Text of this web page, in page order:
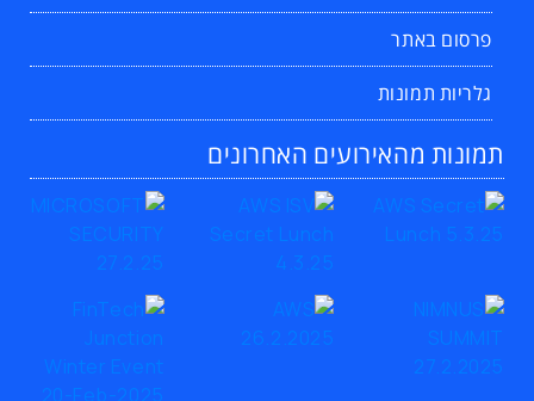
פרסום באתר
גלריות תמונות
תמונות מהאירועים האחרונים